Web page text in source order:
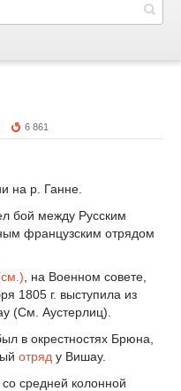
6 861
на р. Ганне.
бой между Русским
французским отрядом
, на Военном совете,
1805 г. выступила из
(См. Аустерлиц).
в окрестностях Брюна,
отряд у Вишау.
средней колонной